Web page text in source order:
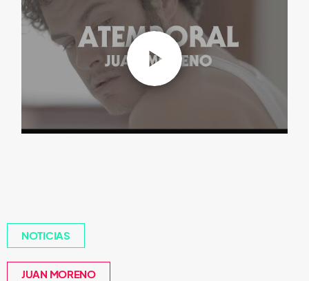
NOTICIAS
JUAN MORENO